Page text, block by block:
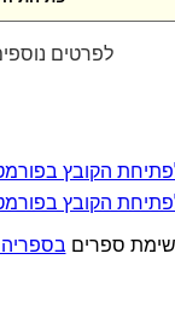
לפרטים
הקובץ
הקובץ
ספרים בספריה